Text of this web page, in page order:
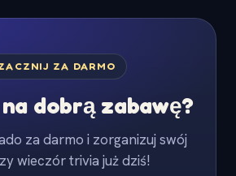
ZA DARMO
dobrą zabawę?
za darmo i zorganizuj swój
wieczór trivia już dziś!